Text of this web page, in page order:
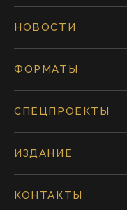
НОВОСТИ
ФОРМАТЫ
СПЕЦПРОЕКТЫ
ИЗДАНИЕ
КОНТАКТЫ